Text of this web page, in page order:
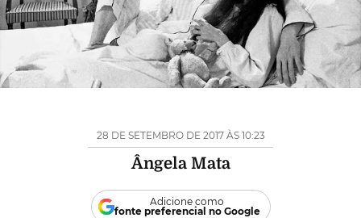
28 DE SETEMBRO DE 2017 ÀS 10:23
Ângela Mata
Adicione como
fonte preferencial no Google